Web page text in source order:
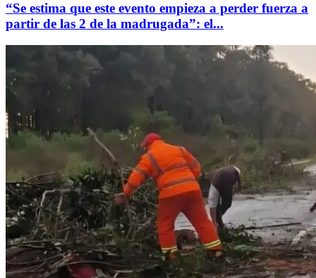
“Se estima que este evento empieza a perder fuerza a
partir de las 2 de la madrugada”: el...